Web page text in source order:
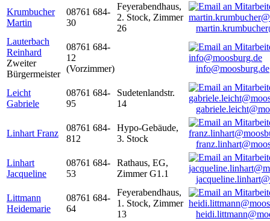
Krumbucher
Martin
08761 684-
30
Feyerabendhaus,
2. Stock, Zimmer
26
Lauterbach
Reinhard
Zweiter
Bürgermeister
08761 684-
12
(Vorzimmer)
info@moosburg.de
Leicht
Gabriele
08761 684-
95
Sudetenlandstr.
14
Linhart Franz
08761 684-
812
Hypo-Gebäude,
3. Stock
Linhart
Jacqueline
08761 684-
53
Rathaus, EG,
Zimmer G1.1
Littmann
Heidemarie
08761 684-
64
Feyerabendhaus,
1. Stock, Zimmer
13